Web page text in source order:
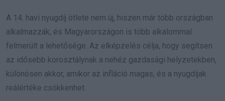
A 14. havi nyugdíj ötlete nem új, hiszen már több országban
alkalmazzák, és Magyarországon is több alkalommal
felmerült a lehetősége. Az elképzelés célja, hogy segítsen
az idősebb korosztálynak a nehéz gazdasági helyzetekben,
különösen akkor, amikor az infláció magas, és a nyugdíjak
reálértéke csökkenhet.